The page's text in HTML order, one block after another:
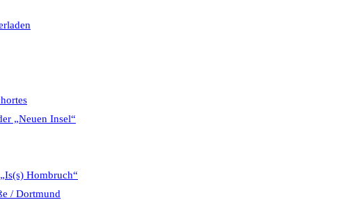
„Neuen Insel“
Hombruch“
/ Dortmund